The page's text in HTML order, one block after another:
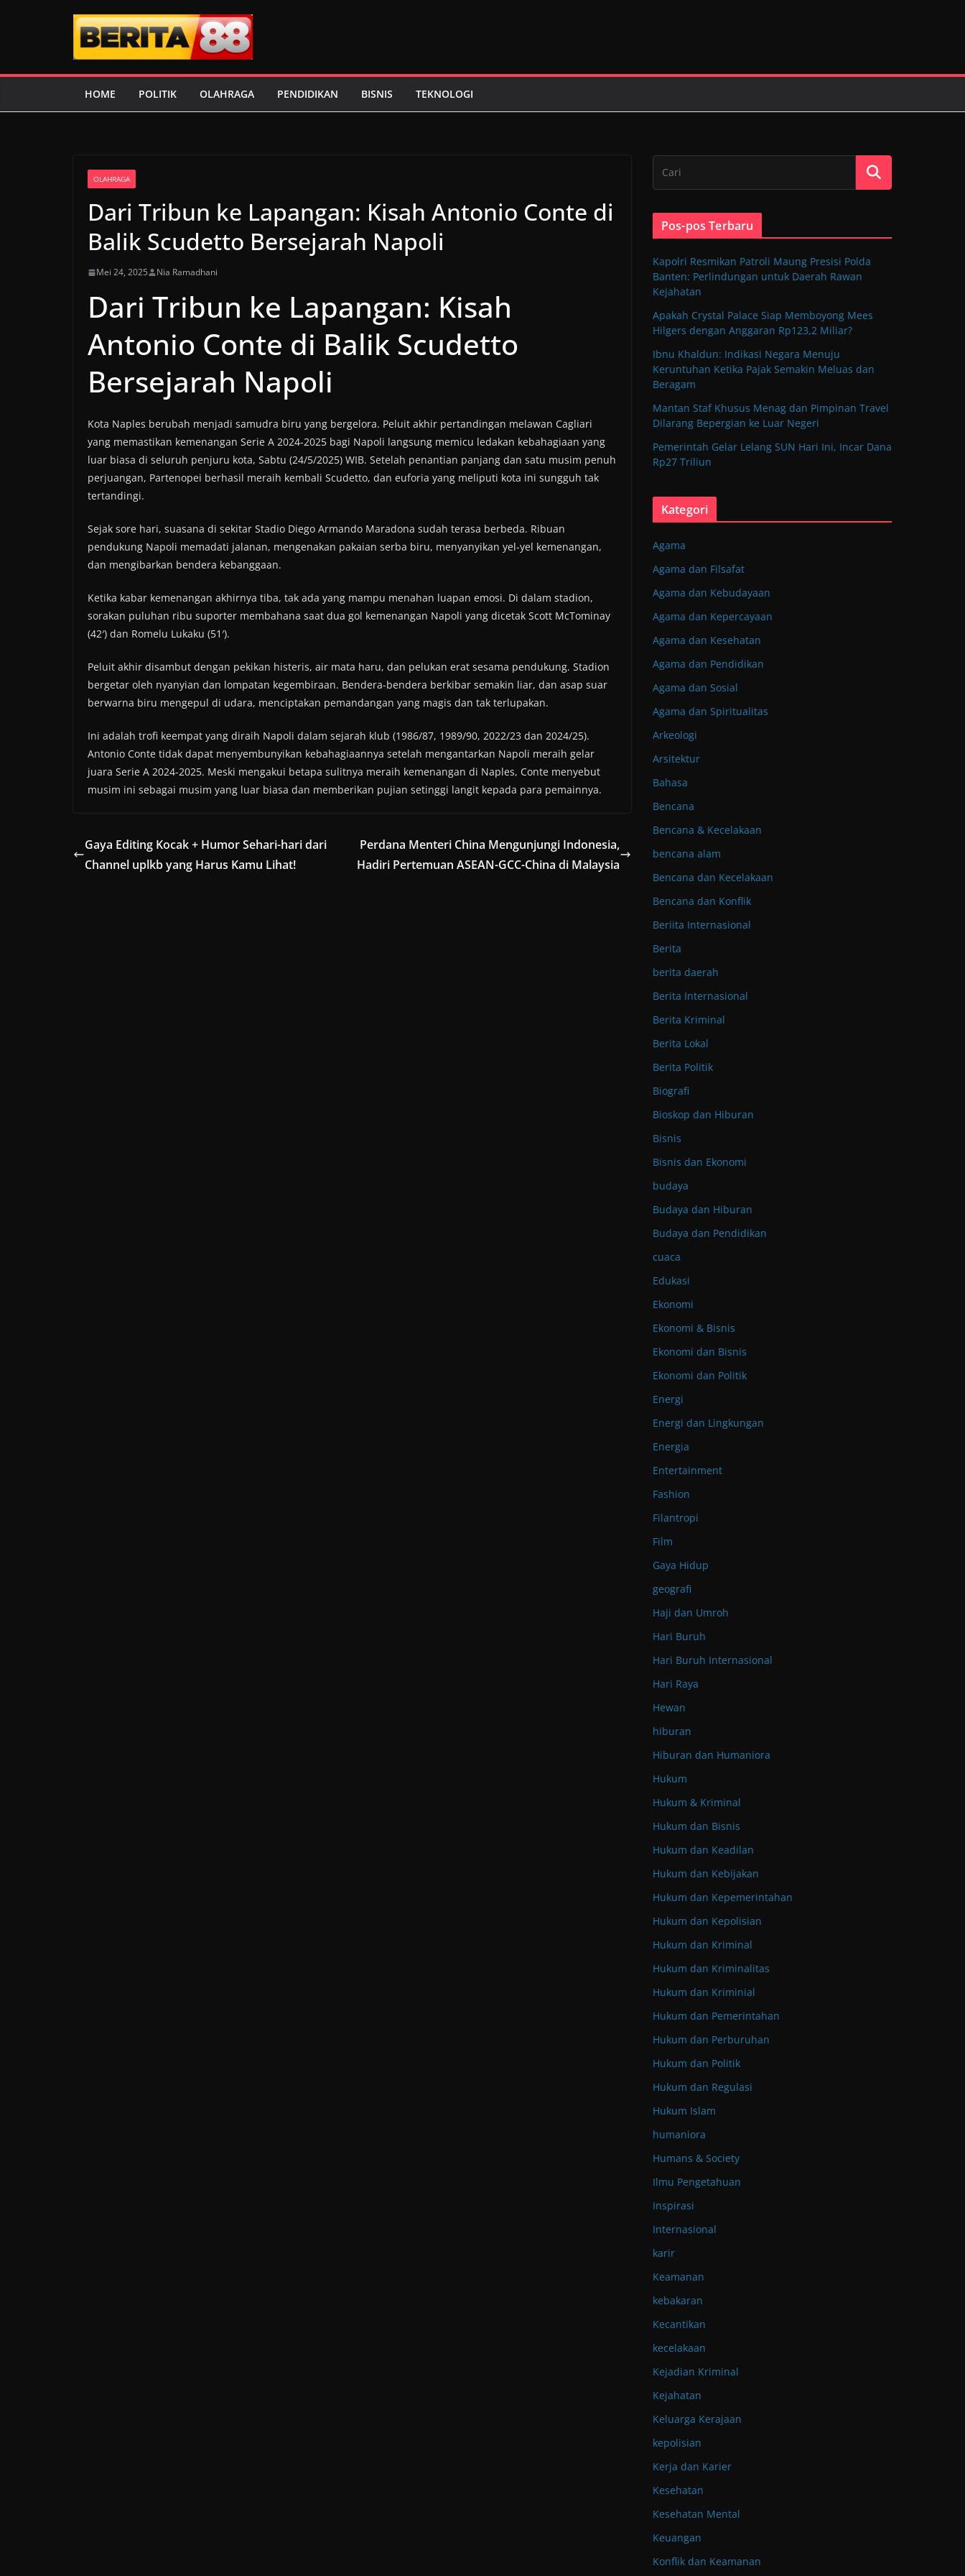
HOME POLITIK OLAHRAGA PENDIDIKAN BISNIS TEKNOLOGI
OLAHRAGA
Dari Tribun ke Lapangan: Kisah Antonio Conte di
Balik Scudetto Bersejarah Napoli
Mei 24, 2025 Nia Ramadhani
Dari Tribun ke Lapangan: Kisah
Antonio Conte di Balik Scudetto
Bersejarah Napoli
Kota Naples berubah menjadi samudra biru yang bergelora. Peluit akhir pertandingan melawan Cagliari
yang memastikan kemenangan Serie A 2024-2025 bagi Napoli langsung memicu ledakan kebahagiaan yang
luar biasa di seluruh penjuru kota, Sabtu (24/5/2025) WIB. Setelah penantian panjang dan satu musim penuh
perjuangan, Partenopei berhasil meraih kembali Scudetto, dan euforia yang meliputi kota ini sungguh tak
tertandingi.
Sejak sore hari, suasana di sekitar Stadio Diego Armando Maradona sudah terasa berbeda. Ribuan
pendukung Napoli memadati jalanan, mengenakan pakaian serba biru, menyanyikan yel-yel kemenangan,
dan mengibarkan bendera kebanggaan.
Ketika kabar kemenangan akhirnya tiba, tak ada yang mampu menahan luapan emosi. Di dalam stadion,
sorakan puluhan ribu suporter membahana saat dua gol kemenangan Napoli yang dicetak Scott McTominay
(42′) dan Romelu Lukaku (51′).
Peluit akhir disambut dengan pekikan histeris, air mata haru, dan pelukan erat sesama pendukung. Stadion
bergetar oleh nyanyian dan lompatan kegembiraan. Bendera-bendera berkibar semakin liar, dan asap suar
berwarna biru mengepul di udara, menciptakan pemandangan yang magis dan tak terlupakan.
Ini adalah trofi keempat yang diraih Napoli dalam sejarah klub (1986/87, 1989/90, 2022/23 dan 2024/25).
Antonio Conte tidak dapat menyembunyikan kebahagiaannya setelah mengantarkan Napoli meraih gelar
juara Serie A 2024-2025. Meski mengakui betapa sulitnya meraih kemenangan di Naples, Conte menyebut
musim ini sebagai musim yang luar biasa dan memberikan pujian setinggi langit kepada para pemainnya.
Gaya Editing Kocak + Humor Sehari-hari dari
Channel uplkb yang Harus Kamu Lihat!
Perdana Menteri China Mengunjungi Indonesia,
Hadiri Pertemuan ASEAN-GCC-China di Malaysia
Pos-pos Terbaru
Kapolri Resmikan Patroli Maung Presisi Polda
Banten: Perlindungan untuk Daerah Rawan
Kejahatan
Apakah Crystal Palace Siap Memboyong Mees
Hilgers dengan Anggaran Rp123,2 Miliar?
Ibnu Khaldun: Indikasi Negara Menuju
Keruntuhan Ketika Pajak Semakin Meluas dan
Beragam
Mantan Staf Khusus Menag dan Pimpinan Travel
Dilarang Bepergian ke Luar Negeri
Pemerintah Gelar Lelang SUN Hari Ini, Incar Dana
Rp27 Triliun
Kategori
Agama
Agama dan Filsafat
Agama dan Kebudayaan
Agama dan Kepercayaan
Agama dan Kesehatan
Agama dan Pendidikan
Agama dan Sosial
Agama dan Spiritualitas
Arkeologi
Arsitektur
Bahasa
Bencana
Bencana & Kecelakaan
bencana alam
Bencana dan Kecelakaan
Bencana dan Konflik
Beriita Internasional
Berita
berita daerah
Berita Internasional
Berita Kriminal
Berita Lokal
Berita Politik
Biografi
Bioskop dan Hiburan
Bisnis
Bisnis dan Ekonomi
budaya
Budaya dan Hiburan
Budaya dan Pendidikan
cuaca
Edukasi
Ekonomi
Ekonomi & Bisnis
Ekonomi dan Bisnis
Ekonomi dan Politik
Energi
Energi dan Lingkungan
Energia
Entertainment
Fashion
Filantropi
Film
Gaya Hidup
geografi
Haji dan Umroh
Hari Buruh
Hari Buruh Internasional
Hari Raya
Hewan
hiburan
Hiburan dan Humaniora
Hukum
Hukum & Kriminal
Hukum dan Bisnis
Hukum dan Keadilan
Hukum dan Kebijakan
Hukum dan Kepemerintahan
Hukum dan Kepolisian
Hukum dan Kriminal
Hukum dan Kriminalitas
Hukum dan Kriminial
Hukum dan Pemerintahan
Hukum dan Perburuhan
Hukum dan Politik
Hukum dan Regulasi
Hukum Islam
humaniora
Humans & Society
Ilmu Pengetahuan
Inspirasi
Internasional
karir
Keamanan
kebakaran
Kecantikan
kecelakaan
Kejadian Kriminal
Kejahatan
Keluarga Kerajaan
kepolisian
Kerja dan Karier
Kesehatan
Kesehatan Mental
Keuangan
Konflik dan Keamanan